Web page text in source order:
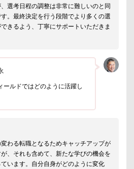
選考日程の調整は非常に難しいのと同
。最終決定を行う段階でより多くの選
きるよう、丁寧にサポートいただきま
ールドではどのように活躍し
わる転職となるためキャッチアップが
、それも含めて、新たな学びの機会を
います。自分自身がどのように変化